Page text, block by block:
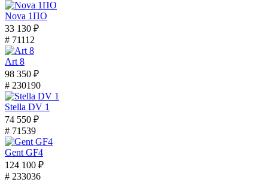
Nova 1ПО
33 130 ₽
# 71112
Art 8
98 350 ₽
# 230190
Stella DV 1
74 550 ₽
# 71539
Gent GF4
124 100 ₽
# 233036